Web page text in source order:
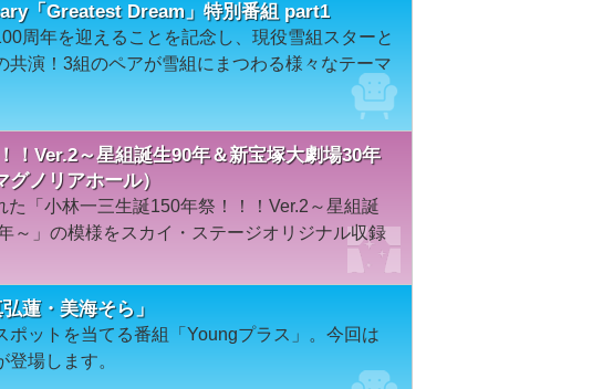
「Greatest Dream」特別番組 part1
周年を迎えることを記念し、現役雪組スターと
共演！3組のペアが雪組にまつわる様々なテーマ
！Ver.2～星組誕生90年＆新宝塚大劇場30年
ノリアホール）
「小林一三生誕150年祭！！！Ver.2～星組誕
～」の模様をスカイ・ステージオリジナル収録
蓮・美海そら」
ポットを当てる番組「Youngプラス」。今回は
場します。